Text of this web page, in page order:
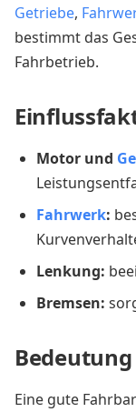
Getriebe,
bestimmt das
Fahrbetrieb.
Motor und
Fahrwerk:
Lenkung:
Bremsen:
Bedeutung
Eine gute